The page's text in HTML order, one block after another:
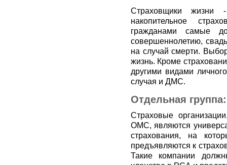
Страховщики жизни
накопительное
гражданами самые
совершеннолетию,
на случай смерти.
жизнь. Кроме
другими видами
случая и ДМС.
Отдельная
Страховые
ОМС, являются
страхования, на
предъявляются к
Такие компании